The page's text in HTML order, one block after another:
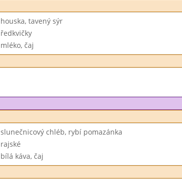
houska, tavený sýr
ředkvičky
mléko, čaj
slunečnicový chléb, rybí pomazánka
rajské
bílá káva, čaj